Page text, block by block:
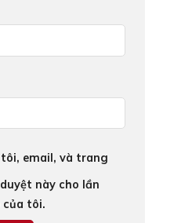
email, và trang
này cho lần
của tôi.